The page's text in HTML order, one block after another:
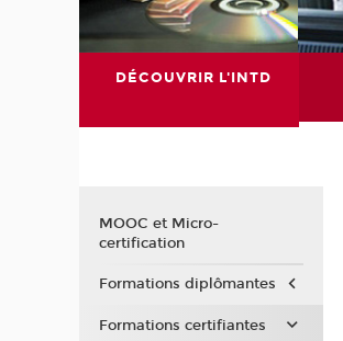
DÉCOUVRIR L'INTD
MOOC et Micro-
certification
Formations diplômantes
Formations certifiantes